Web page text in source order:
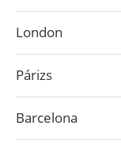
London
Párizs
Barcelona